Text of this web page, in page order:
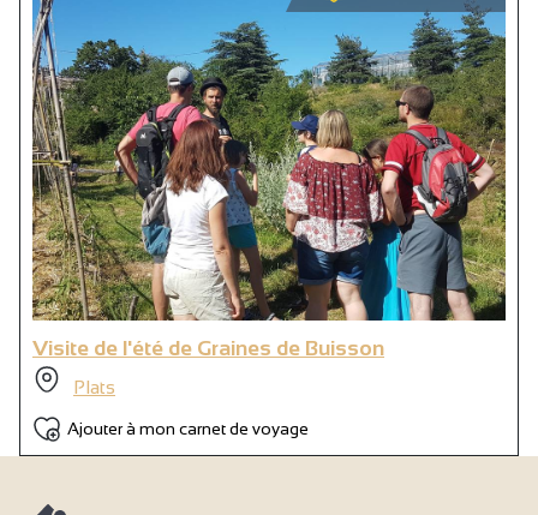
Visite de l'été de Graines de Buisson
Plats
Ajouter à mon carnet de voyage